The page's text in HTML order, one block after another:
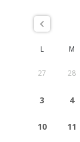
L M
27 28
3 4
10 11